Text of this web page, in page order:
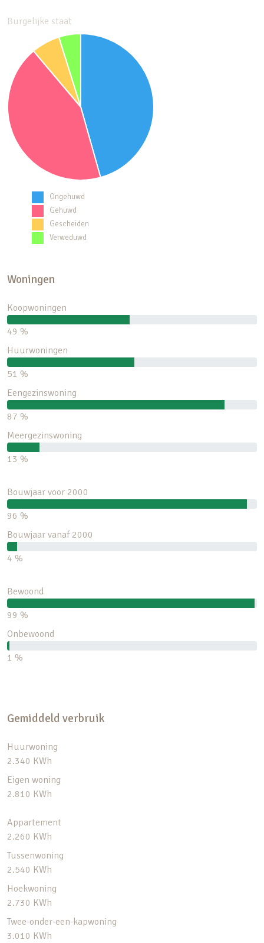
Burgelijke staat
Ongehuwd
Gehuwd
Gescheiden
Verweduwd
Woningen
Koopwoningen
49 %
Huurwoningen
51 %
Eengezinswoning
87 %
Meergezinswoning
13 %
Bouwjaar voor 2000
96 %
Bouwjaar vanaf 2000
4 %
Bewoond
99 %
Onbewoond
1 %
Gemiddeld verbruik
Huurwoning
2.340 KWh
Eigen woning
2.810 KWh
Appartement
2.260 KWh
Tussenwoning
2.540 KWh
Hoekwoning
2.730 KWh
Twee-onder-een-kapwoning
3.010 KWh